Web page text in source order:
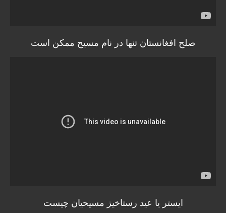
صلح افغانستان تنها در نام مسیح ممکن است
ایستر یا عید رستاخیز مسیحیان چیست